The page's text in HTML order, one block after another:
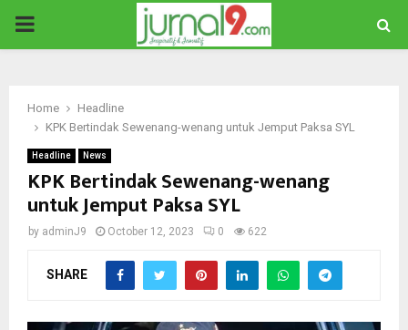
PRIMARY
Home
Headline
KPK Bertindak Sewenang-wenang untuk Jemput Paksa SYL
Headline News
KPK Bertindak Sewenang-wenang
untuk Jemput Paksa SYL
by adminJ9 October 12, 2023 0 622
SHARE